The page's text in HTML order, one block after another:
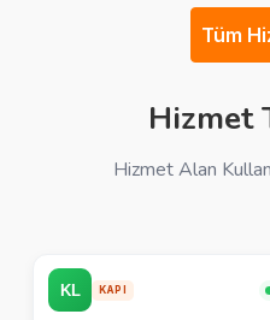
Tüm
Hizmet
Hizmet Alan
KAPI